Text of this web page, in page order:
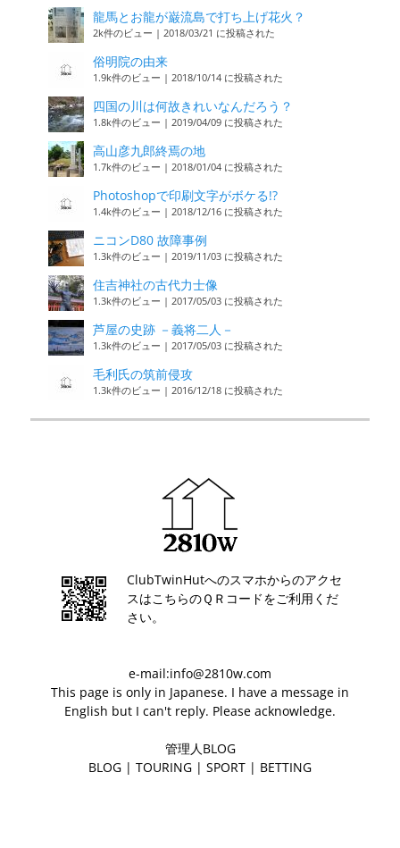
龍馬とお龍が巌流島で打ち上げ花火？
2k件のビュー | 2018/03/21 に投稿された
俗明院の由来
1.9k件のビュー | 2018/10/14 に投稿された
四国の川は何故きれいなんだろう？
1.8k件のビュー | 2019/04/09 に投稿された
高山彦九郎終焉の地
1.7k件のビュー | 2018/01/04 に投稿された
Photoshopで印刷文字がボケる!?
1.4k件のビュー | 2018/12/16 に投稿された
ニコンD80 故障事例
1.3k件のビュー | 2019/11/03 に投稿された
住吉神社の古代力士像
1.3k件のビュー | 2017/05/03 に投稿された
芦屋の史跡 －義将二人－
1.3k件のビュー | 2017/05/03 に投稿された
毛利氏の筑前侵攻
1.3k件のビュー | 2016/12/18 に投稿された
ClubTwinHutへのスマホからのアクセ
スはこちらのＱＲコードをご利用くだ
さい。
e-mail:info@2810w.com
This page is only in Japanese. I have a message in
English but I can't reply. Please acknowledge.
管理人BLOG
BLOG | TOURING | SPORT | BETTING